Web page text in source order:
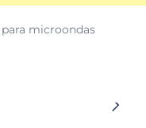
microondas